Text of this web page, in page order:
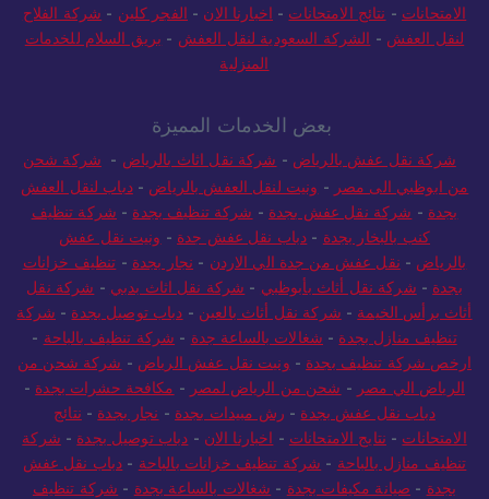
الامتحانات - نتائج الامتحانات - اخبارنا الان - الفجر كلين - شركة الفلاح
لنقل العفش - الشركة السعودية لنقل العفش - بريق السلام للخدمات
المنزلية
بعض الخدمات المميزة
شركة نقل عفش بالرياض - شركة نقل اثاث بالرياض - شركة شحن
من ابوظبي الى مصر - ونيت لنقل العفش بالرياض -دباب لنقل العفش
بجدة - شركة نقل عفش بجدة - شركة تنظيف بجدة - شركة تنظيف
كنب بالبخار بجدة - دباب نقل عفش جدة - ونيت نقل عفش
بالرياض - نقل عفش من جدة الي الاردن - نجار بجدة - تنظيف خزانات
بجدة - شركة نقل أثاث بأبوظبي - شركة نقل اثاث بدبي - شركة نقل
أثاث برأس الخيمة - شركة نقل أثاث بالعين - دباب توصيل بجدة - شركة
تنظيف منازل بجدة - شغالات بالساعة جدة - شركة تنظيف بالباحة -
ارخص شركة تنظيف بجدة - ونيت نقل عفش الرياض - شركة شحن من
الرياض الي مصر - شحن من الرياض لمصر - مكافحة حشرات بجدة -
دباب نقل عفش بجدة - رش مبيدات بجدة - نجار بجدة - نتائج
الامتحانات - نتايج الامتحانات - اخبارنا الان - دباب توصيل بجدة - شركة
تنظيف منازل بالباحة - شركة تنظيف خزانات بالباحة - دباب نقل عفش
بجدة - صيانة مكيفات بجدة - شغالات بالساعة بجدة - شركة تنظيف